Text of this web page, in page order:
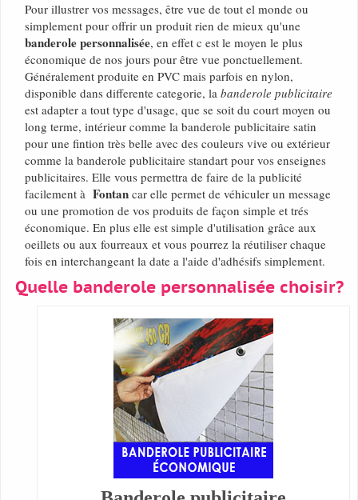
Pour illustrer vos messages, être vue de tout el monde ou
simplement pour offrir un produit rien de mieux qu'une
banderole personnalisée, en effet c est le moyen le plus
économique de nos jours pour être vue ponctuellement.
Généralement produite en PVC mais parfois en nylon,
disponible dans differente categorie, la banderole publicitaire
est adapter a tout type d'usage, que se soit du court moyen ou
long terme, intérieur comme la banderole publicitaire satin
pour une fintion très belle avec des couleurs vive ou extérieur
comme la banderole publicitaire standart pour vos enseignes
publicitaires. Elle vous permettra de faire de la publicité
facilement à Fontan car elle permet de véhiculer un message
ou une promotion de vos produits de façon simple et trés
économique. En plus elle est simple d'utilisation grâce aux
oeillets ou aux fourreaux et vous pourrez la réutiliser chaque
fois en interchangeant la date a l'aide d'adhésifs simplement.
Quelle banderole personnalisée choisir?